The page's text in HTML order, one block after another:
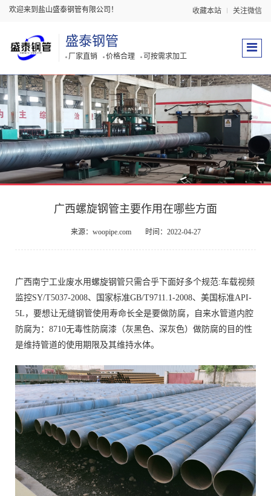
欢迎来到盐山盛泰钢管有限公司！ 收藏本站 关注微信
盛泰钢管
厂家直销 价格合理 可按需求加工
广西螺旋钢管主要作用在哪些方面
来源：woopipe.com 时间：2022-04-27
广西南宁工业废水用螺旋钢管只需合乎下面好多个规范:车载视频
监控SY/T5037-2008、国家标准GB/T9711.1-2008、美国标准API-
5L，要想让无缝钢管使用寿命长全是要做防腐，自来水管道内腔
防腐为：8710无毒性防腐漆（灰黑色、深灰色）做防腐的目的性
是维持管道的使用期限及其维持水体。